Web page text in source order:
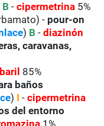
B- cipermetrina 5%
- pour-on
) B-diazinón
caravanas,
85%
baños
) I -cipermetrina
del entorno